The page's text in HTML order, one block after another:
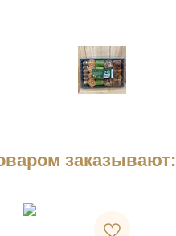
заказывают: